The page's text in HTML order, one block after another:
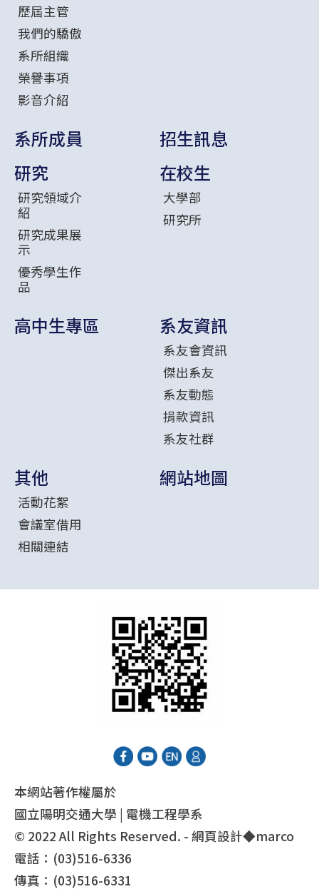
歷屆主管
我們的驕傲
系所組織
榮譽事項
影音介紹
系所成員
招生訊息
研究
研究領域介
紹
研究成果展
示
優秀學生作
品
在校生
大學部
研究所
高中生專區 系友資訊
系友會資訊
傑出系友
系友動態
捐款資訊
系友社群
其他
活動花絮
會議室借用
相關連結
網站地圖
本網站著作權屬於
國立陽明交通大學 | 電機工程學系
© 2022 All Rights Reserved. - 網頁設計◆marco
電話：(03)516-6336
傳真：(03)516-6331